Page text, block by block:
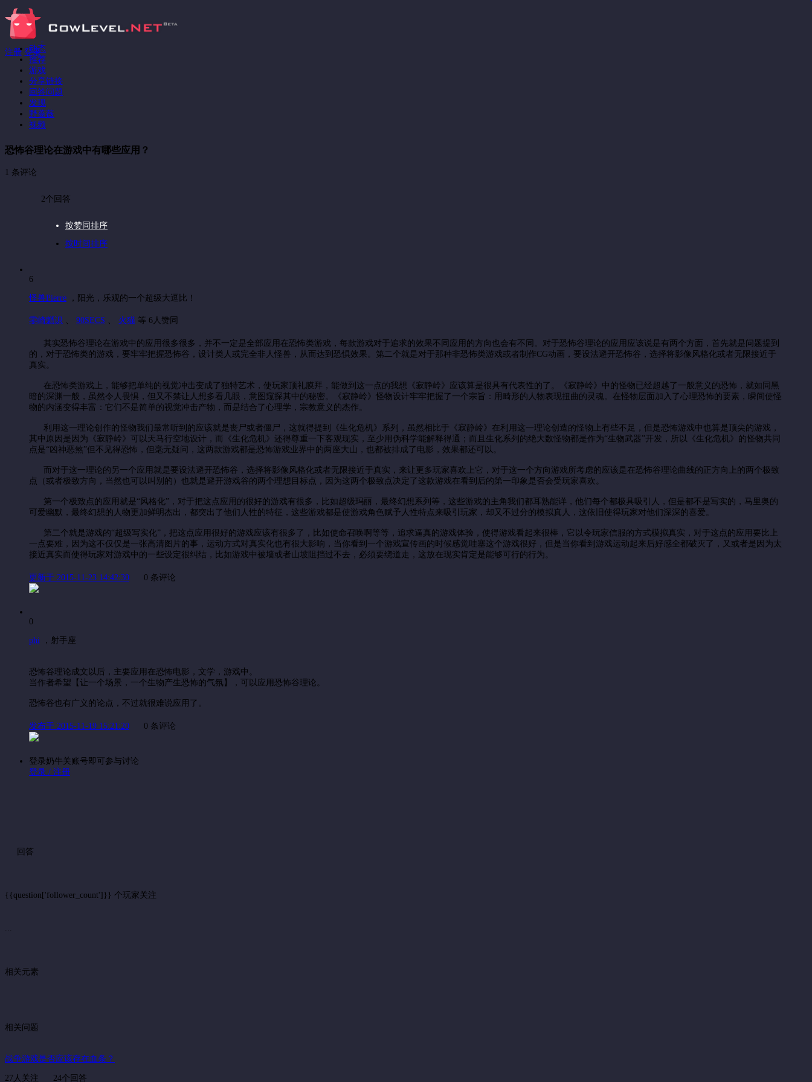
注册 登录
动态
推荐
游戏
分享链接
回答问题
发现
野蔷薇
视频
恐怖谷理论在游戏中有哪些应用？
1 条评论
2个回答
按赞同排序
按时间排序
6
怪兽Pierre ， 阳光，乐观的一个超级大逗比！
零崎魈识 90SECS 火猫 等 6人赞同
其实恐怖谷理论在游戏中的应用很多很多，并不一定是全部应用在恐怖类游戏，每款游戏对于追求的效果不同应用的方向也会有不同。对于恐怖谷理论的应用应该说是有两个方面，首先就是问题提到
的，对于恐怖类的游戏，要牢牢把握恐怖谷，设计类人或完全非人怪兽，从而达到恐惧效果。第二个就是对于那种非恐怖类游戏或者制作CG动画，要设法避开恐怖谷，选择将影像风格化或者无限接近于
真实。
在恐怖类游戏上，能够把单纯的视觉冲击变成了独特艺术，使玩家顶礼膜拜，能做到这一点的我想《寂静岭》应该算是很具有代表性的了。《寂静岭》中的怪物已经超越了一般意义的恐怖，就如同黑
暗的深渊一般，虽然令人畏惧，但又不禁让人想多看几眼，意图窥探其中的秘密。《寂静岭》怪物设计牢牢把握了一个宗旨：用畸形的人物表现扭曲的灵魂。在怪物层面加入了心理恐怖的要素，瞬间使怪
物的内涵变得丰富：它们不是简单的视觉冲击产物，而是结合了心理学，宗教意义的杰作。
利用这一理论创作的怪物我们最常听到的应该就是丧尸或者僵尸，这就得提到《生化危机》系列，虽然相比于《寂静岭》在利用这一理论创造的怪物上有些不足，但是恐怖游戏中也算是顶尖的游戏，
其中原因是因为《寂静岭》可以天马行空地设计，而《生化危机》还得尊重一下客观现实，至少用伪科学能解释得通；而且生化系列的绝大数怪物都是作为“生物武器”开发，所以《生化危机》的怪物共同
点是“凶神恶煞”但不见得恐怖，但毫无疑问，这两款游戏都是恐怖游戏业界中的两座大山，也都被排成了电影，效果都还可以。
而对于这一理论的另一个应用就是要设法避开恐怖谷，选择将影像风格化或者无限接近于真实，来让更多玩家喜欢上它，对于这一个方向游戏所考虑的应该是在恐怖谷理论曲线的正方向上的两个极致
点（或者极致方向，当然也可以叫别的）也就是避开游戏谷的两个理想目标点，因为这两个极致点决定了这款游戏在看到后的第一印象是否会受玩家喜欢。
第一个极致点的应用就是“风格化”，对于把这点应用的很好的游戏有很多，比如超级玛丽，最终幻想系列等，这些游戏的主角我们都耳熟能详，他们每个都极具吸引人，但是都不是写实的，马里奥的
可爱幽默，最终幻想的人物更加鲜明杰出，都突出了他们人性的特征，这些游戏都是使游戏角色赋予人性特点来吸引玩家，却又不过分的模拟真人，这依旧使得玩家对他们深深的喜爱。
第二个就是游戏的“超级写实化”，把这点应用很好的游戏应该有很多了，比如使命召唤啊等等，追求逼真的游戏体验，使得游戏看起来很棒，它以令玩家信服的方式模拟真实，对于这点的应用要比上
一点要难，因为这不仅仅是一张高清图片的事，运动方式对真实化也有很大影响，当你看到一个游戏宣传画的时候感觉哇塞这个游戏很好，但是当你看到游戏运动起来后好感全都破灭了，又或者是因为太
接近真实而使得玩家对游戏中的一些设定很纠结，比如游戏中被墙或者山坡阻挡过不去，必须要绕道走，这放在现实肯定是能够可行的行为。
更新于 2015-11-23 14:42:30 0 条评论
0
phi ， 射手座
恐怖谷理论成文以后，主要应用在恐怖电影，文学，游戏中。
当作者希望【让一个场景，一个生物产生恐怖的气氛】，可以应用恐怖谷理论。
恐怖谷也有广义的论点，不过就很难说应用了。
发布于 2015-11-19 15:21:20 0 条评论
登录奶牛关账号即可参与讨论
登录 / 注册
回答
{{question['follower_count']}} 个玩家关注
相关元素
相关问题
战争游戏是否应该存在血条？
27人关注 24个回答